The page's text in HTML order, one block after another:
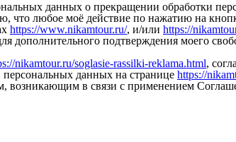
данных о прекращении обработки
любое моё действие по нажатию на
https://www.nikamtour.ru/, и/или https://
дополнительного подтверждения моего
nikamtour.ru/soglasie-rassilki-reklama.html,
персональных данных на странице https://
в связи с применением